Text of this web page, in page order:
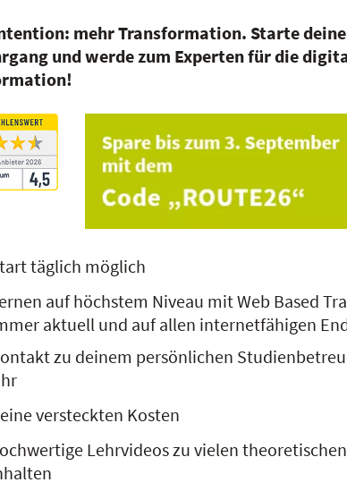
mehr Transformation. Starte
und werde zum Experten für die
täglich möglich
auf höchstem Niveau mit Web Based
aktuell und auf allen internetfähigen
zu deinem persönlichen
versteckten Kosten
Lehrvideos zu vielen